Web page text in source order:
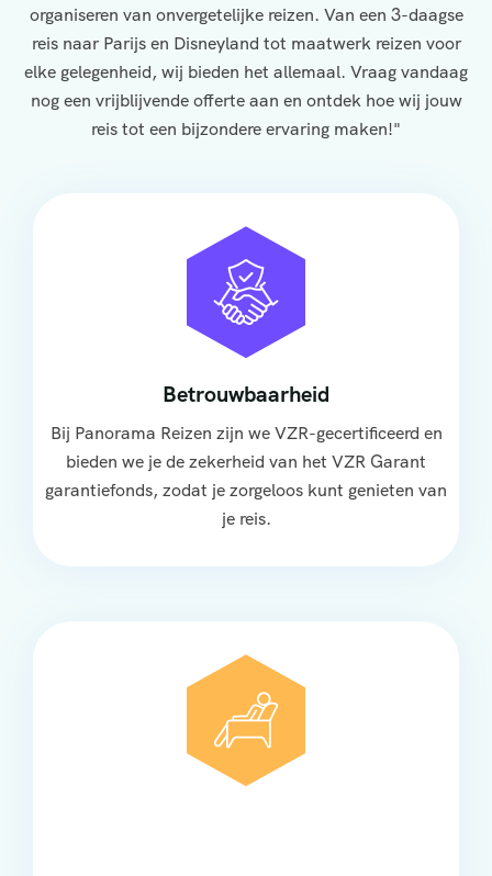
organiseren van onvergetelijke reizen. Van een 3-daagse
reis naar Parijs en Disneyland tot maatwerk reizen voor
elke gelegenheid, wij bieden het allemaal. Vraag vandaag
nog een vrijblijvende offerte aan en ontdek hoe wij jouw
reis tot een bijzondere ervaring maken!"
Betrouwbaarheid
Bij Panorama Reizen zijn we VZR-gecertificeerd en
bieden we je de zekerheid van het VZR Garant
garantiefonds, zodat je zorgeloos kunt genieten van
je reis.